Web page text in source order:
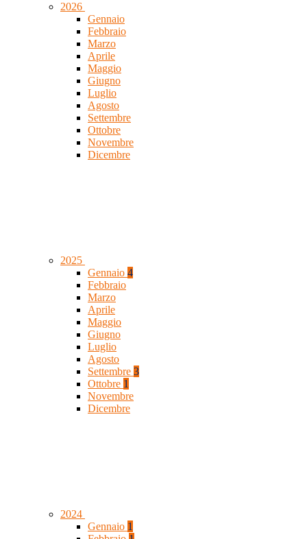
2026
Gennaio
Febbraio
Marzo
Aprile
Maggio
Giugno
Luglio
Agosto
Settembre
Ottobre
Novembre
Dicembre
2025
Gennaio 4
Febbraio
Marzo
Aprile
Maggio
Giugno
Luglio
Agosto
Settembre 3
Ottobre 1
Novembre
Dicembre
2024
Gennaio 1